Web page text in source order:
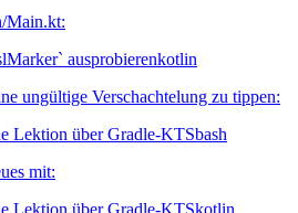
Main.kt:
ausprobierenkotlin
ungültige Verschachtelung zu tippen:
Lektion über Gradle-KTSbash
mit: